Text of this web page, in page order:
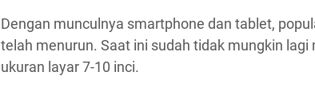
Dengan munculnya smartphone dan tablet,
telah menurun. Saat ini sudah tidak mungkin
ukuran layar 7-10 inci.